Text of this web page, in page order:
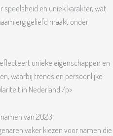
speelsheid en uniek karakter, wat
erg geliefd maakt onder
unieke eigenschappen en
waarbij trends en persoonlijke
in Nederland./p>
van 2023
vaker kiezen voor namen die